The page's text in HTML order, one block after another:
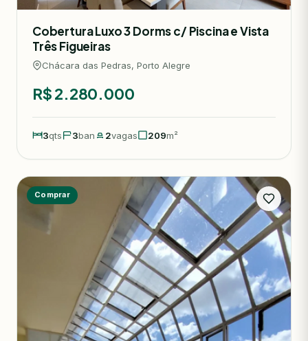
Cobertura Luxo 3 Dorms c/ Piscina e Vista
Três Figueiras
Chácara das Pedras, Porto Alegre
R$ 2.280.000
3qts 3ban 2vagas 209m²
Comprar